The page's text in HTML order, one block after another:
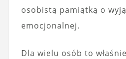
osobistą pamiątką o
emocjonalnej.
Dla wielu osób to